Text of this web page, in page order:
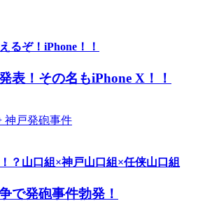
るぞ！iPhone！！
表！その名もiPhone X！！
？山口組×神戸山口組×任侠山口組
で発砲事件勃発！